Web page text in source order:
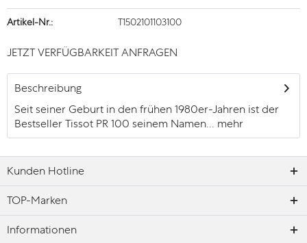
Artikel-Nr.: T1502101103100
JETZT VERFÜGBARKEIT ANFRAGEN
Beschreibung
Seit seiner Geburt in den frühen 1980er-Jahren ist der
Bestseller Tissot PR 100 seinem Namen... mehr
Kunden Hotline
TOP-Marken
Informationen